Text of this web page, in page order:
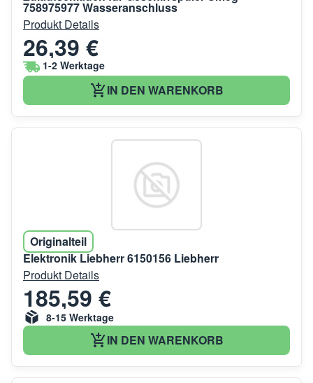
758975977 Wasseranschluss
Produkt Details
26,39 €
1-2 Werktage
IN DEN WARENKORB
Originalteil
Elektronik Liebherr 6150156 Liebherr
Produkt Details
185,59 €
8-15 Werktage
IN DEN WARENKORB